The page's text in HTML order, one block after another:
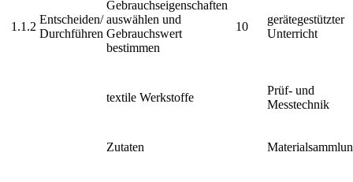
1.1.2
Entscheiden/
Durchführen
Gebrauchseigenschaften
auswählen und
Gebrauchswert
bestimmen
10
gerätegestützter
Unterricht
textile Werkstoffe
Prüf- und
Messtechnik
Zutaten